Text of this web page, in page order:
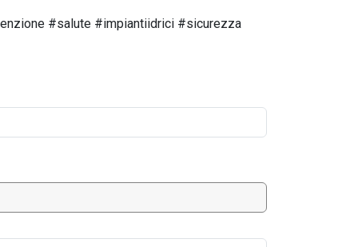
#salute #impiantiidrici #sicurezza